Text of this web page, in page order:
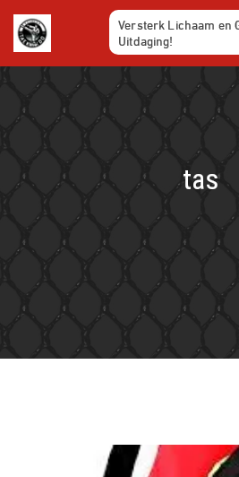
Ga
naar
de
inhoud
Versterk Lichaam en
Uitdaging!
tas